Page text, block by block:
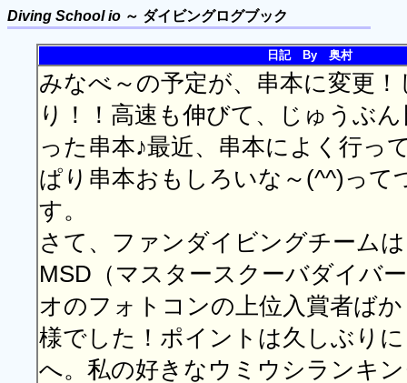
Diving School io ～ ダイビングログブック
日記 By 奥村
みなべ～の予定が、串本に変更！
り！！高速も伸びて、じゅうぶ
った串本♪最近、串本によく行っ
ぱり串本おもしろいな～(^^)って
す。
さて、ファンダイビングチーム
MSD（マスタースクーバダイバ
オのフォトコンの上位入賞者ば
様でした！ポイントは久しぶり
へ。私の好きなウミウシランキ